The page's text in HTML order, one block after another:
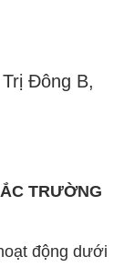
Đông B,
TRƯỜNG
động dưới